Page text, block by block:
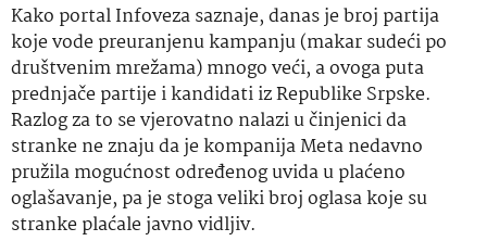
Kako portal Infoveza saznaje, danas je broj partija
koje vode preuranjenu kampanju (makar sudeći po
društvenim mrežama) mnogo veći, a ovoga puta
prednjače partije i kandidati iz Republike Srpske.
Razlog za to se vjerovatno nalazi u činjenici da
stranke ne znaju da je kompanija Meta nedavno
pružila mogućnost određenog uvida u plaćeno
oglašavanje, pa je stoga veliki broj oglasa koje su
stranke plaćale javno vidljiv.